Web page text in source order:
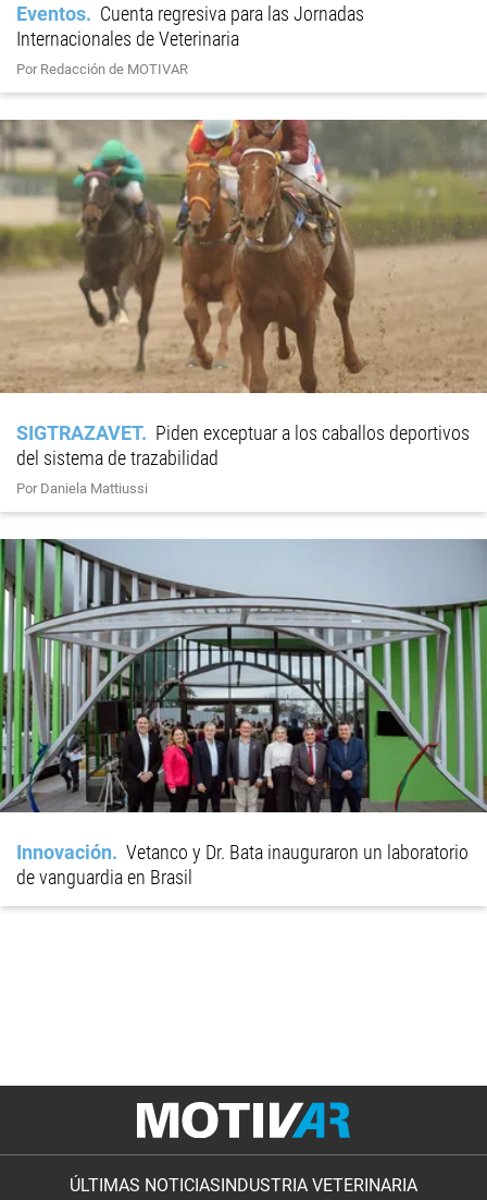
Eventos
Cuenta regresiva para las Jornadas
Internacionales de Veterinaria
Por Redacción de MOTIVAR
SIGTRAZAVET
Piden exceptuar a los caballos deportivos
del sistema de trazabilidad
Por Daniela Mattiussi
Innovación
Vetanco y Dr. Bata inauguraron un laboratorio
de vanguardia en Brasil
ÚLTIMAS NOTICIAS INDUSTRIA VETERINARIA